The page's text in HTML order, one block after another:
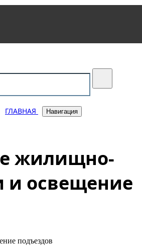
ГЛАВНАЯ Навигация
жилищно-
и освещение
подъездов